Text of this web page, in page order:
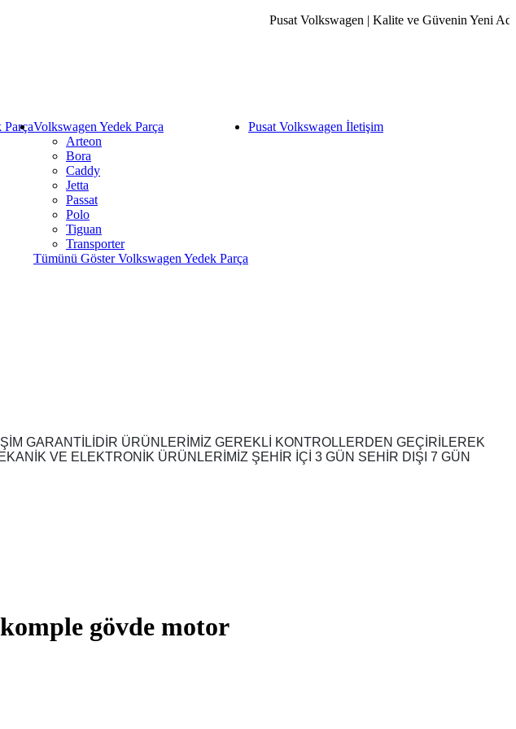
Pusat Volkswagen | Kalite ve Güvenin Yeni
ParçaVolkswagen Yedek Parça
Arteon
Bora
Caddy
Jetta
Passat
Polo
Tiguan
Transporter
Tümünü Göster Volkswagen Yedek Parça
Pusat Volkswagen İletişim
GARANTİLİDİR ÜRÜNLERİMİZ GEREKLİ KONTROLLERDEN GEÇİRİLEREK
VE ELEKTRONİK ÜRÜNLERİMİZ ŞEHİR İÇİ 3 GÜN SEHİR DIŞI 7 GÜN
gövde motor